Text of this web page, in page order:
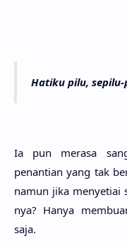
Hatiku pilu,
Ia pun mera­sa
penanti­an yang tak
namun jika menyeti­ai
nya? Hanya
saja.